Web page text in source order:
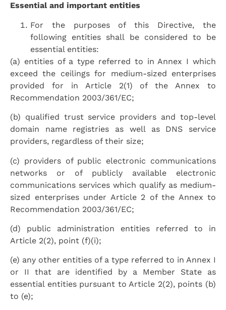
Essential and important entities
For the purposes of this Directive, the
following entities shall be considered to be
essential entities:
(a) entities of a type referred to in Annex I which
exceed the ceilings for medium-sized enterprises
provided for in Article 2(1) of the Annex to
Recommendation 2003/361/EC;
(b) qualified trust service providers and top-level
domain name registries as well as DNS service
providers, regardless of their size;
(c) providers of public electronic communications
networks or of publicly available electronic
communications services which qualify as medium-
sized enterprises under Article 2 of the Annex to
Recommendation 2003/361/EC;
(d) public administration entities referred to in
Article 2(2), point (f)(i);
(e) any other entities of a type referred to in Annex I
or II that are identified by a Member State as
essential entities pursuant to Article 2(2), points (b)
to (e);